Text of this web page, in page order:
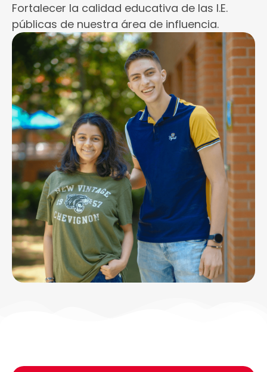
Fortalecer la calidad educativa de las I.E.
públicas de nuestra área de influencia.